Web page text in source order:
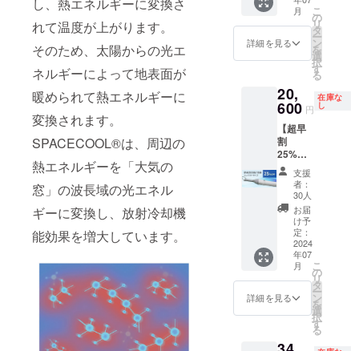
れて温度が上がります。
そのため、太陽からの光エ
ネルギーによって地表面が
暖められて熱エネルギーに
変換されます。
SPACECOOL®は、周辺の
熱エネルギーを「大気の
窓」の波長域の光エネル
ギーに変換し、放射冷却機
能効果を増大しています。
生産
国：日
本 形
態：手
開き長
さ：約
370ｇ／
シル
バー、
約383／
白×ブ
ルー、
白×ピン
ク、白×
グレー
中棒：
φ10ｍ
ｍアル
ミパイ
プ製／
実行直
径：約
84ｃｍ
親受
φ3.5ｍ
す。 ※
ご注文
使用部
材の供
況、製
造工程
上の都
合等に
より出
荷時期
が遅れ
る場合
があり
ます。
す。 ※
こちら
は万が
一破損
て修理
に対応
してお
りま
す。 修
理の際
の商品
の発送
費用は
ご負担
をお願
いいた
しま
す。 ※
ご注文
使用部
材の供
況、製
ステル
100％
ラー：
白×ピン
ローズ
ご愛用
者の方
にはお
なじみ
の「カ
テール
ピッコ
ロ」と
同じサ
イズと
なりま
す。 ※
こちら
の商品
一破損
した時
プ製／
実行直
径：約
84ｃｍ
ｍ、
47cm(F
RP製)8
本／畳
んだ長
さ 約62
ｃｍ ハ
ンドル
ABS樹
脂
バイヤ
ス部：
ポリエ
ステル
100％
ラー：
白×グ
りしま
す。
［一般
販売予
25%OF
F］ 生
産国：
日本 形
態：手
開き長
傘 重
さ：約
370ｇ
中棒：
φ10ｍ
ｍアル
ミパイ
プ製／
実行直
径：約
84ｃｍ
（コン
パクト
タイ
プ）」
白×ブ
を宇宙
に逃が
す日傘
「SPAC
ECOOL
日傘
（コン
パクト
タイ
プ）」
白×ブ
ルーを1
本お送
りしま
す。
［一般
販売予
25%OF
月
詳細を見る
こ
の
リ
タ
ー
ン
を
選
択
す
る
20,
600 円
在庫な
し
【超早
割
25%OF
F】
20,600
円（税
込、送
料込）
「SPAC
ECOOL
日傘
（コン
パクト
タイ
プ）」
白×グ
を宇宙
支援
者：
30人
お届
け予
定：
2024
年07
月
詳細を見る
こ
の
リ
タ
ー
ン
を
選
択
す
る